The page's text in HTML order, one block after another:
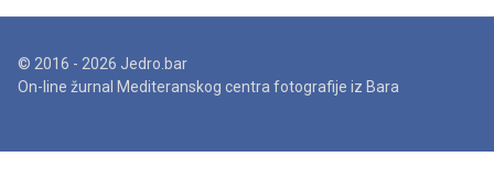
© 2016 - 2026 Jedro.bar
On-line žurnal Mediteranskog centra fotografije iz Bara